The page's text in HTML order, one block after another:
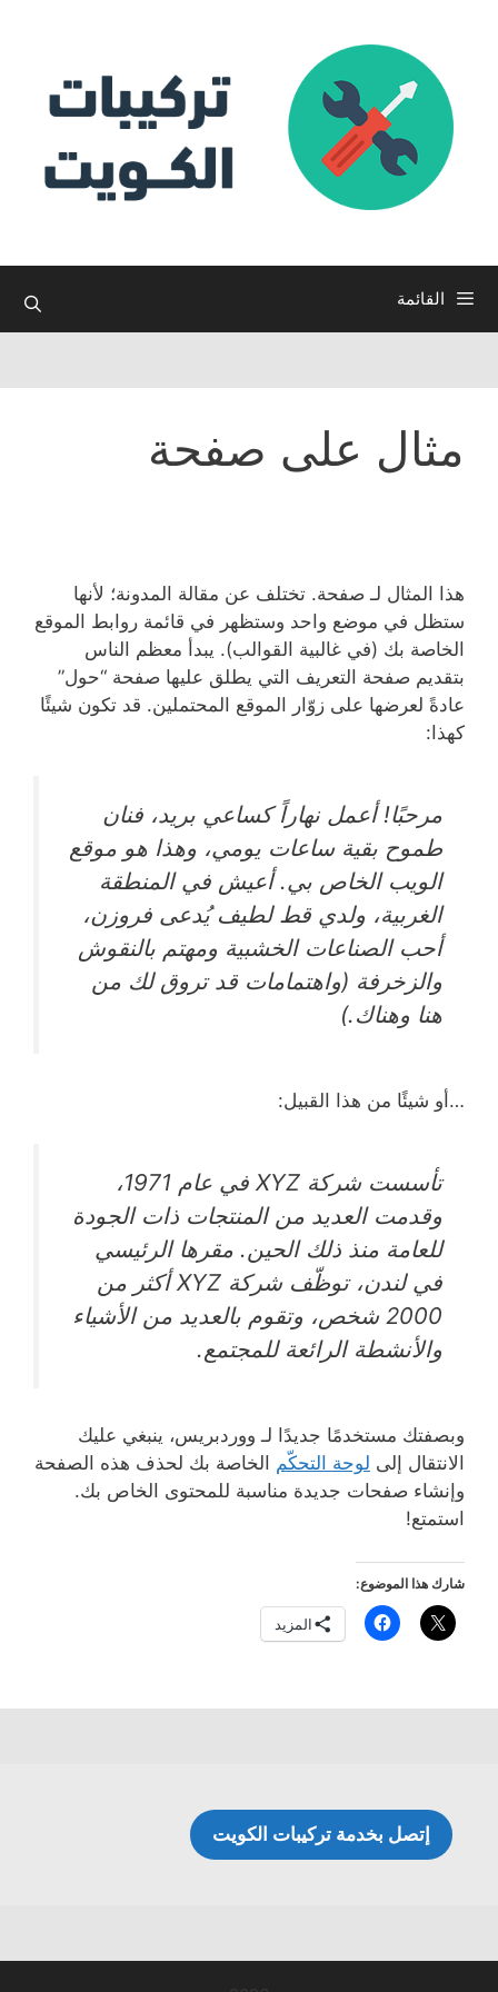
القائمة
مثال على صفحة
هذا المثال لـ صفحة. تختلف عن مقالة المدونة؛ لأنها
ستظل في موضع واحد وستظهر في قائمة روابط الموقع
الخاصة بك (في غالبية القوالب). يبدأ معظم الناس
بتقديم صفحة التعريف التي يطلق عليها صفحة “حول”
عادةً لعرضها على زوّار الموقع المحتملين. قد تكون شيئًا
كهذا:
مرحبًا! أعمل نهاراً كساعي بريد، فنان
طموح بقية ساعات يومي، وهذا هو موقع
الويب الخاص بي. أعيش في المنطقة
الغربية، ولدي قط لطيف يُدعى فروزن،
أحب الصناعات الخشبية ومهتم بالنقوش
والزخرفة (واهتمامات قد تروق لك من
هنا وهناك.)
…أو شيئًا من هذا القبيل:
تأسست شركة XYZ في عام 1971،
وقدمت العديد من المنتجات ذات الجودة
للعامة منذ ذلك الحين. مقرها الرئيسي
في لندن، توظّف شركة XYZ أكثر من
2000 شخص، وتقوم بالعديد من الأشياء
والأنشطة الرائعة للمجتمع.
وبصفتك مستخدمًا جديدًا لـ ووردبريس، ينبغي عليك
الانتقال إلى لوحة التحكّم الخاصة بك لحذف هذه الصفحة
وإنشاء صفحات جديدة مناسبة للمحتوى الخاص بك.
استمتع!
شارك هذا الموضوع:
المزيد
إتصل بخدمة تركيبات الكويت